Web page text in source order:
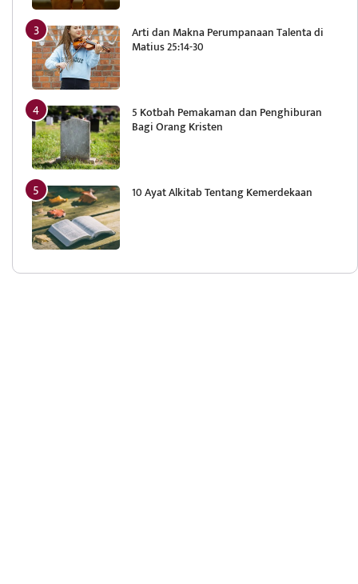
Arti dan Makna Perumpanaan Talenta di
Matius 25:14-30
5 Kotbah Pemakaman dan Penghiburan
Bagi Orang Kristen
10 Ayat Alkitab Tentang Kemerdekaan